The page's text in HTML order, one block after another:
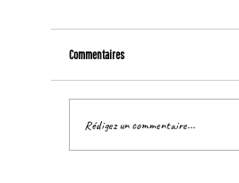
Commentaires
Rédigez un commentaire...